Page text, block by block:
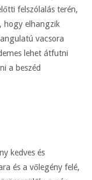
felszólalás terén,
hogy elhangzik
vacsora
lehet átfutni
a beszéd
kedves és
és a vőlegény felé,